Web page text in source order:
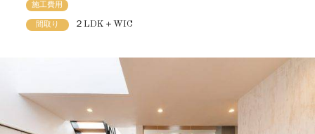
施工費用
間取り ２LDK＋WIC